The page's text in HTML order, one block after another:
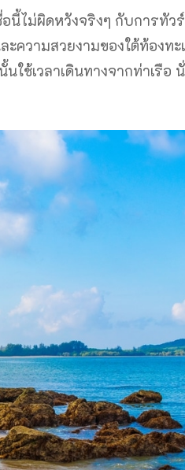
นี้ไม่ผิดหวังจริงๆ กับการทัวร์
วามสวยงามของใต้ท้องทะ
ใช้เวลาเดินทางจากท่าเรือ